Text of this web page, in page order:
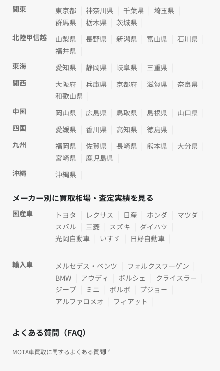
関東
東京都 神奈川県 千葉県
埼玉県
群馬県
栃木県
茨城県
北陸甲信越
山梨県 長野県 新潟県 富山県
石川県
福井県
東海
愛知県 静岡県 岐阜県
三重県
関西
大阪府 兵庫県 京都府 滋賀県
奈良県
和歌山県
中国
岡山県 広島県 鳥取県 島根県
山口県
四国
愛媛県 香川県 高知県
徳島県
九州
福岡県 佐賀県 長崎県 熊本県
大分県
宮崎県
鹿児島県
沖縄
沖縄県
メーカー別に買取相場・査定実績を見る
国産車 トヨタ レクサス 日産 ホンダ
マツダ
スバル
三菱 スズキ
ダイハツ
光岡自動車
いすゞ 日野自動車
輸入車 メルセデス・ベンツ
フォルクスワーゲン
BMW
アウディ ポルシェ
クライスラー
ジープ
ミニ ボルボ
プジョー
アルファロメオ
フィアット
よくある質問（FAQ）
MOTA車買取に関するよくある質問